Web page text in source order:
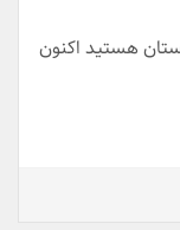
هستید اکنون